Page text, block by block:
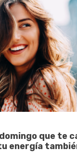
que te
energía